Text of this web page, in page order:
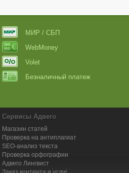
МИР / СБП
WebMoney
Volet
Безналичный платеж
Сервисы Адвего
Магазин статей
Проверка на антиплагиат
SEO-анализ текста
Проверка орфографии
Адвего Лингвист